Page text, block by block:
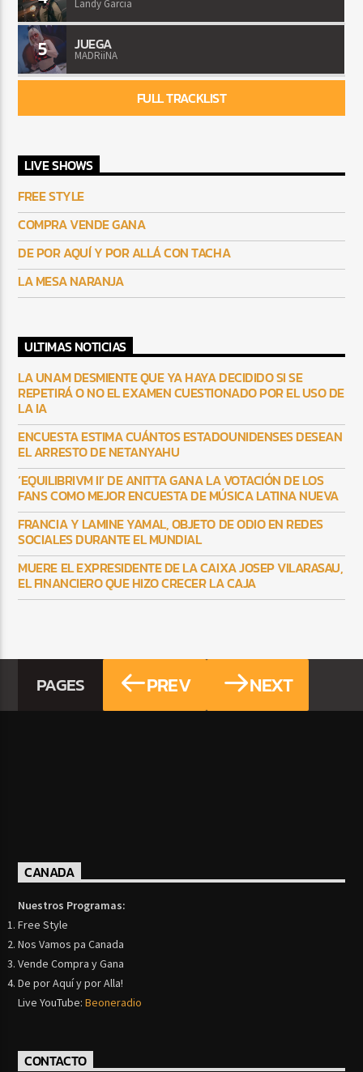
Landy Garcia
5 JUEGA
MADRiiNA
FULL TRACKLIST
LIVE SHOWS
FREE STYLE
COMPRA VENDE GANA
DE POR AQUÍ Y POR ALLÁ CON TACHA
LA MESA NARANJA
ULTIMAS NOTICIAS
LA UNAM DESMIENTE QUE YA HAYA DECIDIDO SI SE
REPETIRÁ O NO EL EXAMEN CUESTIONADO POR EL USO DE
LA IA
ENCUESTA ESTIMA CUÁNTOS ESTADOUNIDENSES DESEAN
EL ARRESTO DE NETANYAHU
‘EQUILIBRIVM II’ DE ANITTA GANA LA VOTACIÓN DE LOS
FANS COMO MEJOR ENCUESTA DE MÚSICA LATINA NUEVA
FRANCIA Y LAMINE YAMAL, OBJETO DE ODIO EN REDES
SOCIALES DURANTE EL MUNDIAL
MUERE EL EXPRESIDENTE DE LA CAIXA JOSEP VILARASAU,
EL FINANCIERO QUE HIZO CRECER LA CAJA
PAGES PREV NEXT
CANADA
Nuestros Programas:
Free Style
Nos Vamos pa Canada
Vende Compra y Gana
De por Aquí y por Alla!
Live YouTube:Beoneradio
CONTACTO